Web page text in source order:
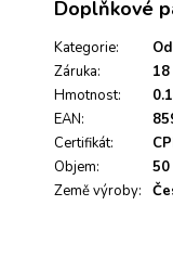
ý
i
s
h
d
n
o
c
Doplňkové
Kategorie:
Záruka:
18
Hmotnost:
EAN:
Certifikát:
Objem:
Země výroby: